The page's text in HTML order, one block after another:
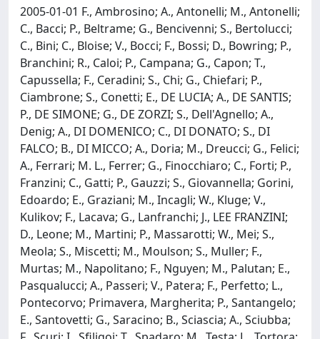
2005-01-01 F., Ambrosino; A., Antonelli; M., Antonelli;
C., Bacci; P., Beltrame; G., Bencivenni; S., Bertolucci;
C., Bini; C., Bloise; V., Bocci; F., Bossi; D., Bowring; P.,
Branchini; R., Caloi; P., Campana; G., Capon; T.,
Capussella; F., Ceradini; S., Chi; G., Chiefari; P.,
Ciambrone; S., Conetti; E., DE LUCIA; A., DE SANTIS;
P., DE SIMONE; G., DE ZORZI; S., Dell'Agnello; A.,
Denig; A., DI DOMENICO; C., DI DONATO; S., DI
FALCO; B., DI MICCO; A., Doria; M., Dreucci; G., Felici;
A., Ferrari; M. L., Ferrer; G., Finocchiaro; C., Forti; P.,
Franzini; C., Gatti; P., Gauzzi; S., Giovannella; Gorini,
Edoardo; E., Graziani; M., Incagli; W., Kluge; V.,
Kulikov; F., Lacava; G., Lanfranchi; J., LEE FRANZINI;
D., Leone; M., Martini; P., Massarotti; W., Mei; S.,
Meola; S., Miscetti; M., Moulson; S., Muller; F.,
Murtas; M., Napolitano; F., Nguyen; M., Palutan; E.,
Pasqualucci; A., Passeri; V., Patera; F., Perfetto; L.,
Pontecorvo; Primavera, Margherita; P., Santangelo;
E., Santovetti; G., Saracino; B., Sciascia; A., Sciubba;